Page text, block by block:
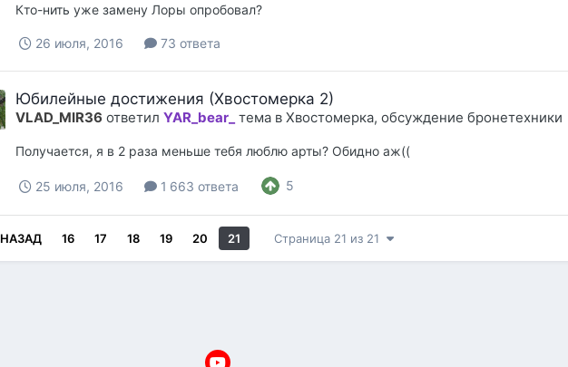
Кто-нить уже замену Лоры опробовал?
26 июля, 2016 73 ответа
Юбилейные достижения (Хвостомерка 2)
VLAD_MIR36 ответилYAR_bear_ тема вХвостомерка, обсуждение бронетехники
Получается, я в 2 раза меньше тебя люблю арты? Обидно аж((
25 июля, 2016 1 663 ответа 5
НАЗАД 16 17 18 19 20 21 Страница 21 из 21